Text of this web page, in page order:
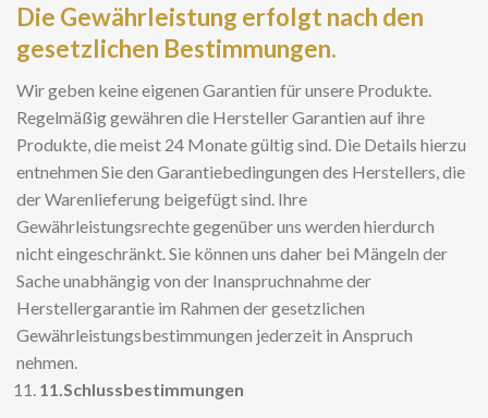
Die Gewährleistung erfolgt nach den
gesetzlichen Bestimmungen.
Wir geben keine eigenen Garantien für unsere Produkte.
Regelmäßig gewähren die Hersteller Garantien auf ihre
Produkte, die meist 24 Monate gültig sind. Die Details hierzu
entnehmen Sie den Garantiebedingungen des Herstellers, die
der Warenlieferung beigefügt sind. Ihre
Gewährleistungsrechte gegenüber uns werden hierdurch
nicht eingeschränkt. Sie können uns daher bei Mängeln der
Sache unabhängig von der Inanspruchnahme der
Herstellergarantie im Rahmen der gesetzlichen
Gewährleistungsbestimmungen jederzeit in Anspruch
nehmen.
11.Schlussbestimmungen